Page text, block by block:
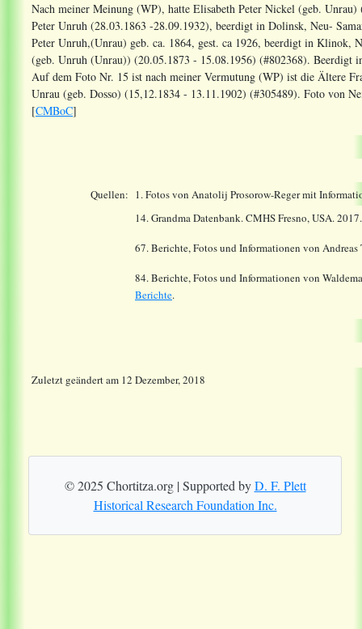
Nach meiner Meinung (WP), hatte Elisabeth Peter Nickel (geb.
Peter Unruh (28.03.1863 -28.09.1932), beerdigt in Dolinsk, Neu-
Peter Unruh,(Unrau) geb. ca. 1864, gest. ca 1926, beerdigt in Klinok,
(geb. Unruh (Unrau)) (20.05.1873 - 15.08.1956) (#802368). Beerdigt
Auf dem Foto Nr. 15 ist nach meiner Vermutung (WP) ist die Ältere
Unrau (geb. Dosso) (15,12.1834 - 13.11.1902) (#305489). Foto von
[CMBoC]
Quellen: 1. Fotos von Anatolij Prosorow-Reger mit
14.Grandma Datenbank. CMHS Fresno, USA.
67. Berichte, Fotos und Informationen von Andreas
84. Berichte, Fotos und Informationen von
Berichte.
Zuletzt geändertam 12 Dezember, 2018
© 2025 Chortitza.org | Supported byD. F. Plett
Historical Research Foundation Inc.